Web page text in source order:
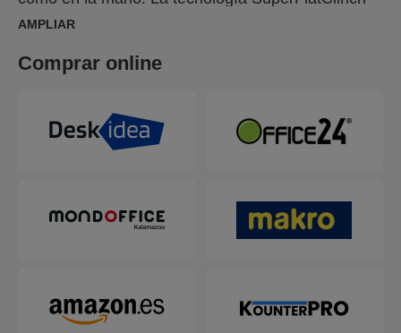
patentada reduce el volumen de papel apilado en
AMPLIAR
Comprar online